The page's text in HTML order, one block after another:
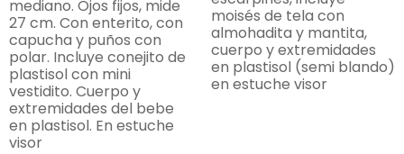
mediano. Ojos fijos, mide
27 cm. Con enterito, con
capucha y puños con
polar. Incluye conejito de
plastisol con mini
vestidito. Cuerpo y
extremidades del bebe
en plastisol. En estuche
visor
moisés de tela con
almohadita y mantita,
cuerpo y extremidades
en plastisol (semi blando)
en estuche visor